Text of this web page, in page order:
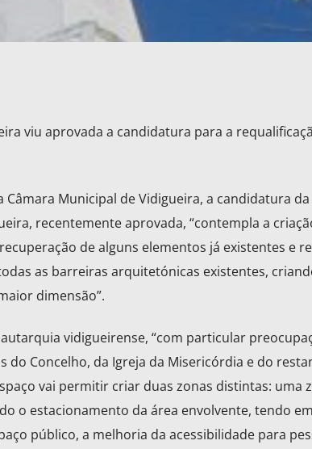
viu aprovada a candidatura para a
Câmara Municipal de Vidigueira, a candidatura
recentemente aprovada, “contempla a
de alguns elementos já existentes e
as barreiras arquitetónicas existentes,
dimensão”.
vidigueirense, “com particular
do Concelho, da Igreja da Misericórdia e do
vai permitir criar duas zonas distintas: uma
o estacionamento da área envolvente, tendo
público, a melhoria da acessibilidade para